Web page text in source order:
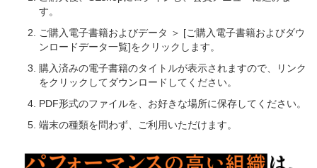
す。
ご購入電子書籍およびデータ ＞ [ご購入電子書籍およびダウ
ンロードデータ一覧]をクリックします。
購入済みの電子書籍のタイトルが表示されますので、リンク
をクリックしてダウンロードしてください。
PDF形式のファイルを、お好きな場所に保存してください。
端末の種類を問わず、ご利用いただけます。